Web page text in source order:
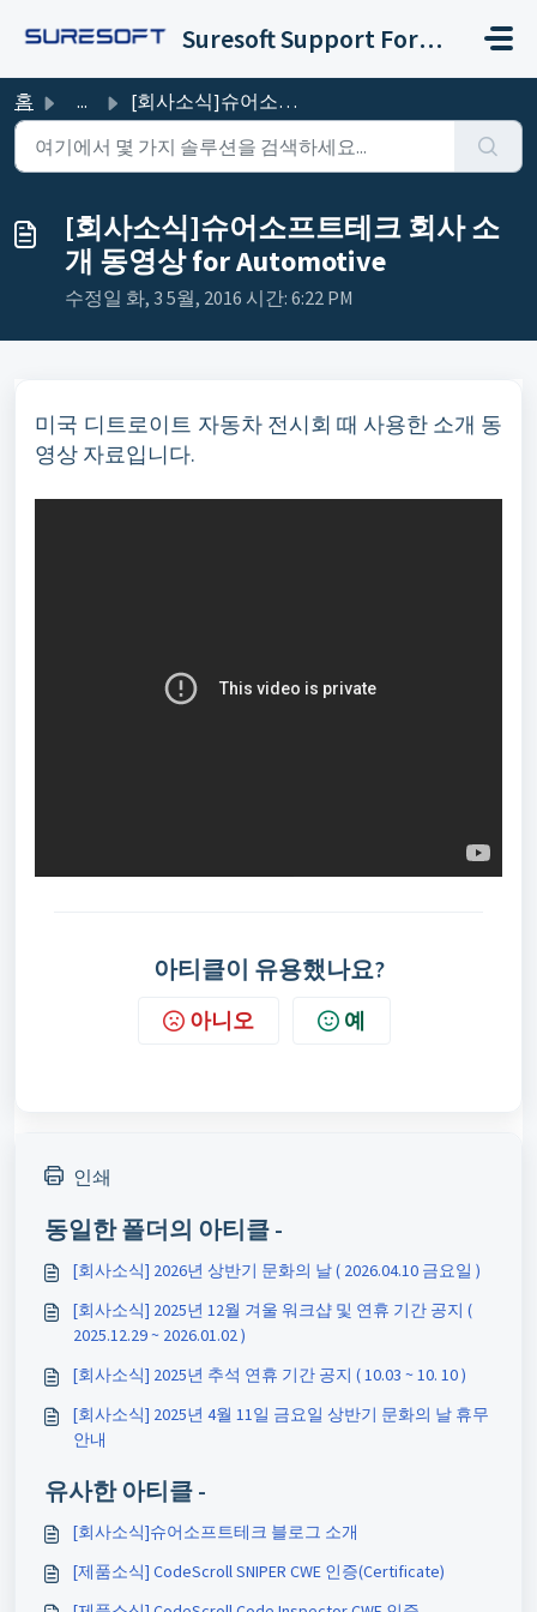
Suresoft Support Forum
홈 ... [회사소식]슈어소프트테크 회사 소개 동영상 for Automotive
[회사소식]슈어소프트테크 회사 소
개 동영상 for Automotive
수정일 화, 3 5월, 2016 시간: 6:22 PM
미국 디트로이트 자동차 전시회 때 사용한 소개 동
영상 자료입니다.
아티클이 유용했나요?
아니오 예
인쇄
동일한 폴더의 아티클 -
[회사소식] 2026년 상반기 문화의 날 ( 2026.04.10 금요일 )
[회사소식] 2025년 12월 겨울 워크샵 및 연휴 기간 공지 (
2025.12.29 ~ 2026.01.02 )
[회사소식] 2025년 추석 연휴 기간 공지 ( 10.03 ~ 10. 10 )
[회사소식] 2025년 4월 11일 금요일 상반기 문화의 날 휴무
안내
유사한 아티클 -
[회사소식]슈어소프트테크 블로그 소개
[제품소식] CodeScroll SNIPER CWE 인증(Certificate)